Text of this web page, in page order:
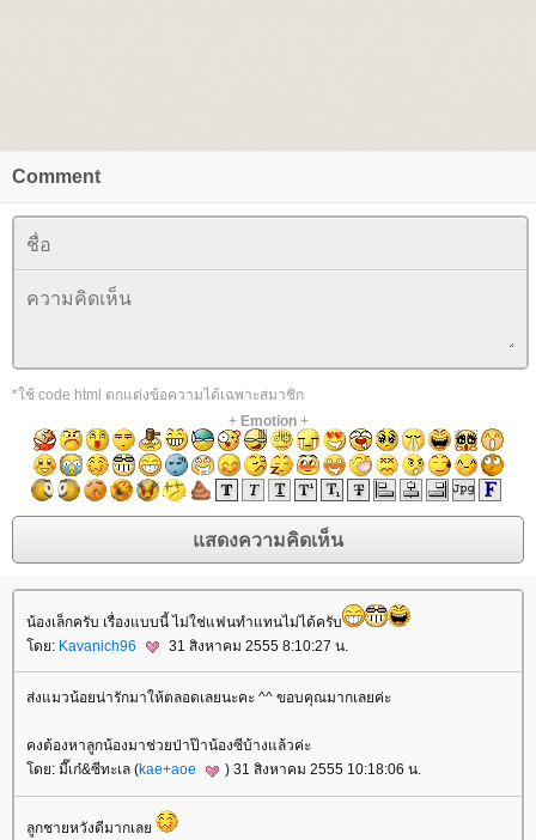
Comment
*ใช้ code html ตกแต่งข้อความได้เฉพาะสมาชิก
+ Emotion+
น้องเล็กครับ เรื่องแบบนี้ ไม่ใช่แฟนทำแทนไม่ได้ครับ
ดย: Kavanich96 31 สิงหาคม 2555 8:10:27 น.
ส่งแมวน้อยน่ารักมาให้ตลอดเลยนะคะ ^^ ขอบคุณมากเลยค่ะ
คงต้องหาลูกน้องมาช่วยป่าป๊าน้องซีบ้างแล้วค่ะ
ดย: มี๊เก๋&ซีทะเล (kae+aoe ) 31 สิงหาคม 2555 10:18:06 น.
ลูกชายหวังดีมากเล